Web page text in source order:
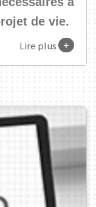
de vie.
Lire plus +